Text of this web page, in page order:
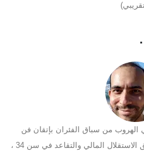
من سباق الفئران بإتقان فن
التقاعد المبكر. قادته رحلته إلى تحقيق الاستقلال المالي والتقاعد في سن 34 ،